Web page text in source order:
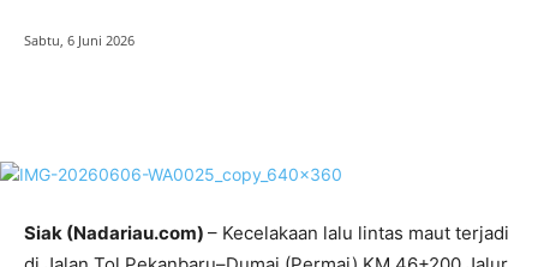
Sabtu, 6 Juni 2026
Siak (Nadariau.com) – Kecelakaan lalu lintas maut terjadi